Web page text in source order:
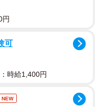
円
可
時給1,400円
NEW